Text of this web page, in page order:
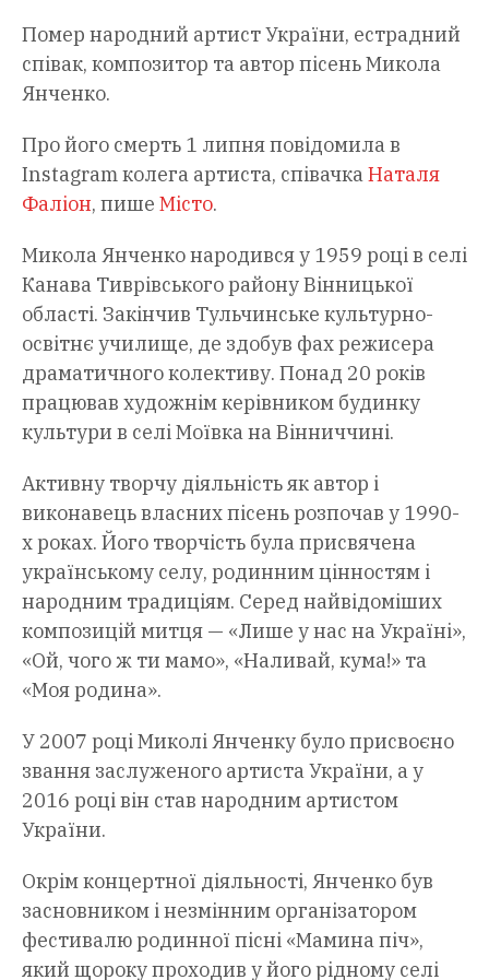
Помер народний артист України, естрадний
співак, композитор та автор пісень Микола
Янченко.
Про його смерть 1 липня повідомила в
Instagram колега артиста, співачкаНаталя
Фаліон, пише Місто.
Микола Янченко народився у 1959 році в селі
Канава Тиврівського району Вінницької
області. Закінчив Тульчинське культурно-
освітнє училище, де здобув фах режисера
драматичного колективу. Понад 20 років
працював художнім керівником будинку
культури в селі Моївка на Вінниччині.
Активну творчу діяльність як автор і
виконавець власних пісень розпочав у 1990-
х роках. Його творчість була присвячена
українському селу, родинним цінностям і
народним традиціям. Серед найвідоміших
композицій митця — «Лише у нас на Україні»,
«Ой, чого ж ти мамо», «Наливай, кума!» та
«Моя родина».
У 2007 році Миколі Янченку було присвоєно
звання заслуженого артиста України, а у
2016 році він став народним артистом
України.
Окрім концертної діяльності, Янченко був
засновником і незмінним організатором
фестивалю родинної пісні «Мамина піч»,
який щороку проходив у його рідному селі